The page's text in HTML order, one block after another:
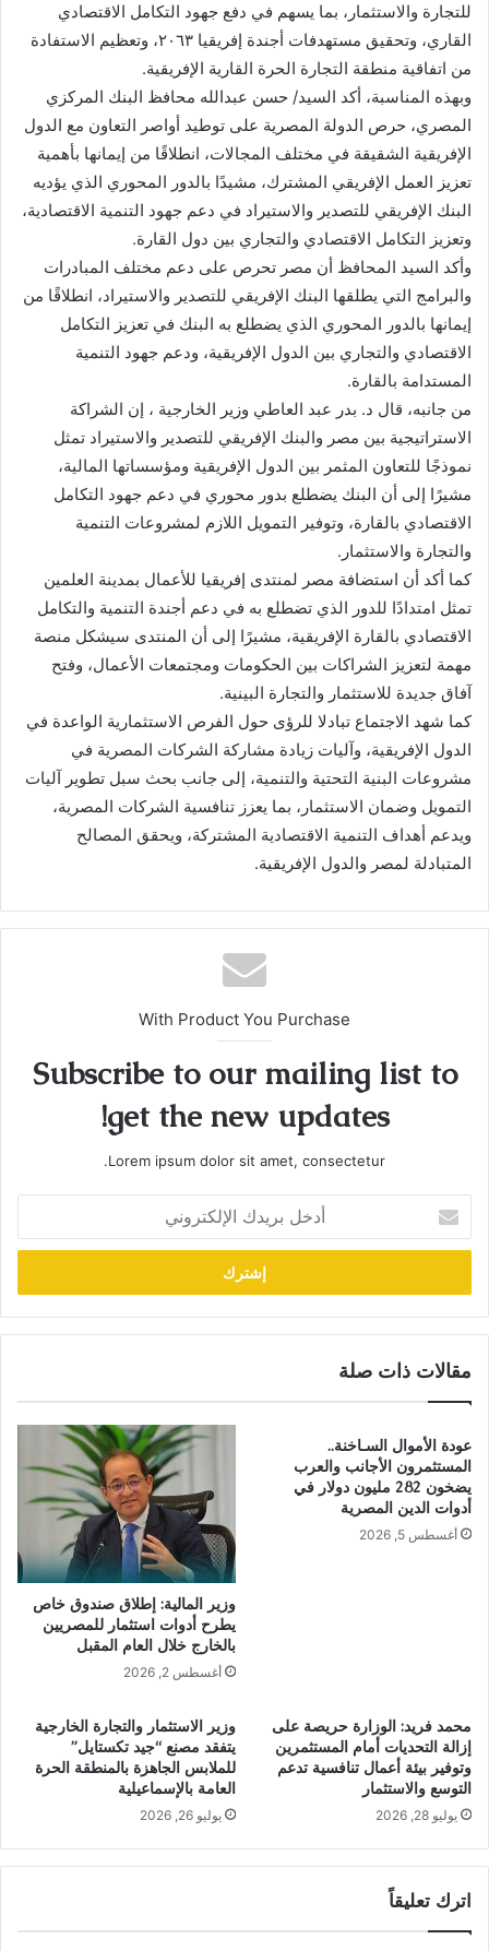
للتجارة والاستثمار، بما يسهم في دفع جهود التكامل الاقتصادي
القاري، وتحقيق مستهدفات أجندة إفريقيا ٢٠٦٣، وتعظيم الاستفادة
من اتفاقية منطقة التجارة الحرة القارية الإفريقية.
وبهذه المناسبة، أكد السيد/ حسن عبدالله محافظ البنك المركزي
المصري، حرص الدولة المصرية على توطيد أواصر التعاون مع الدول
الإفريقية الشقيقة في مختلف المجالات، انطلاقًا من إيمانها بأهمية
تعزيز العمل الإفريقي المشترك، مشيدًا بالدور المحوري الذي يؤديه
البنك الإفريقي للتصدير والاستيراد في دعم جهود التنمية الاقتصادية،
وتعزيز التكامل الاقتصادي والتجاري بين دول القارة.
وأكد السيد المحافظ أن مصر تحرص على دعم مختلف المبادرات
والبرامج التي يطلقها البنك الإفريقي للتصدير والاستيراد، انطلاقًا من
إيمانها بالدور المحوري الذي يضطلع به البنك في تعزيز التكامل
الاقتصادي والتجاري بين الدول الإفريقية، ودعم جهود التنمية
المستدامة بالقارة.
من جانبه، قال د. بدر عبد العاطي وزير الخارجية ، إن الشراكة
الاستراتيجية بين مصر والبنك الإفريقي للتصدير والاستيراد تمثل
نموذجًا للتعاون المثمر بين الدول الإفريقية ومؤسساتها المالية،
مشيرًا إلى أن البنك يضطلع بدور محوري في دعم جهود التكامل
الاقتصادي بالقارة، وتوفير التمويل اللازم لمشروعات التنمية
والتجارة والاستثمار.
كما أكد أن استضافة مصر لمنتدى إفريقيا للأعمال بمدينة العلمين
تمثل امتدادًا للدور الذي تضطلع به في دعم أجندة التنمية والتكامل
الاقتصادي بالقارة الإفريقية، مشيرًا إلى أن المنتدى سيشكل منصة
مهمة لتعزيز الشراكات بين الحكومات ومجتمعات الأعمال، وفتح
آفاق جديدة للاستثمار والتجارة البينية.
كما شهد الاجتماع تبادلا للرؤى حول الفرص الاستثمارية الواعدة في
الدول الإفريقية، وآليات زيادة مشاركة الشركات المصرية في
مشروعات البنية التحتية والتنمية، إلى جانب بحث سبل تطوير آليات
التمويل وضمان الاستثمار، بما يعزز تنافسية الشركات المصرية،
ويدعم أهداف التنمية الاقتصادية المشتركة، ويحقق المصالح
المتبادلة لمصر والدول الإفريقية.
With Product You Purchase
Subscribe to our mailing list to
get the new updates!
Lorem ipsum dolor sit amet, consectetur.
بريدك
الإلكتروني
مقالات ذات صلة
عودة الأموال السـاخنة..
المستثمرون الأجانب والعرب
يضخون 282 مليون دولار في
أدوات الدين المصرية
أغسطس 5, 2026
وزير المالية: إطلاق صندوق خاص
يطرح أدوات استثمار للمصريين
بالخارج خلال العام المقبل
أغسطس 2, 2026
محمد فريد: الوزارة حريصة على
إزالة التحديات أمام المستثمرين
وتوفير بيئة أعمال تنافسية تدعم
التوسع والاستثمار
يوليو 28, 2026
وزير الاستثمار والتجارة الخارجية
يتفقد مصنع “جيد تكستايل”
للملابس الجاهزة بالمنطقة الحرة
العامة بالإسماعيلية
يوليو 26, 2026
اترك تعليقاً